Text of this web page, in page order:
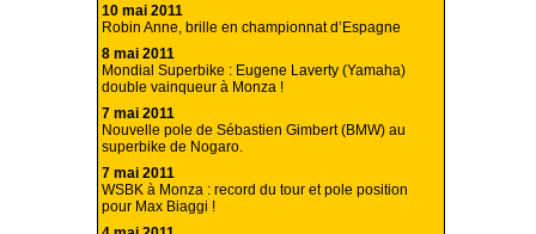
10 mai 2011
Robin Anne, brille en championnat d’Espagne
8 mai 2011
Mondial Superbike : Eugene Laverty (Yamaha)
double vainqueur à Monza !
7 mai 2011
Nouvelle pole de Sébastien Gimbert (BMW) au
superbike de Nogaro.
7 mai 2011
WSBK à Monza : record du tour et pole position
pour Max Biaggi !